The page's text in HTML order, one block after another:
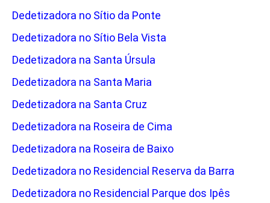
Dedetizadora no Sítio da Ponte
Dedetizadora no Sítio Bela Vista
Dedetizadora na Santa Úrsula
Dedetizadora na Santa Maria
Dedetizadora na Santa Cruz
Dedetizadora na Roseira de Cima
Dedetizadora na Roseira de Baixo
Dedetizadora no Residencial Reserva da Barra
Dedetizadora no Residencial Parque dos Ipês